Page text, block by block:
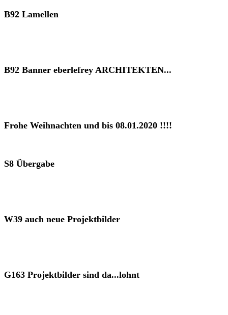
B92 Lamellen
B92 Banner eberlefrey ARCHITEKTEN...
Frohe Weihnachten und bis 08.01.2020 !!!!
S8 Übergabe
W39 auch neue Projektbilder
G163 Projektbilder sind da...lohnt